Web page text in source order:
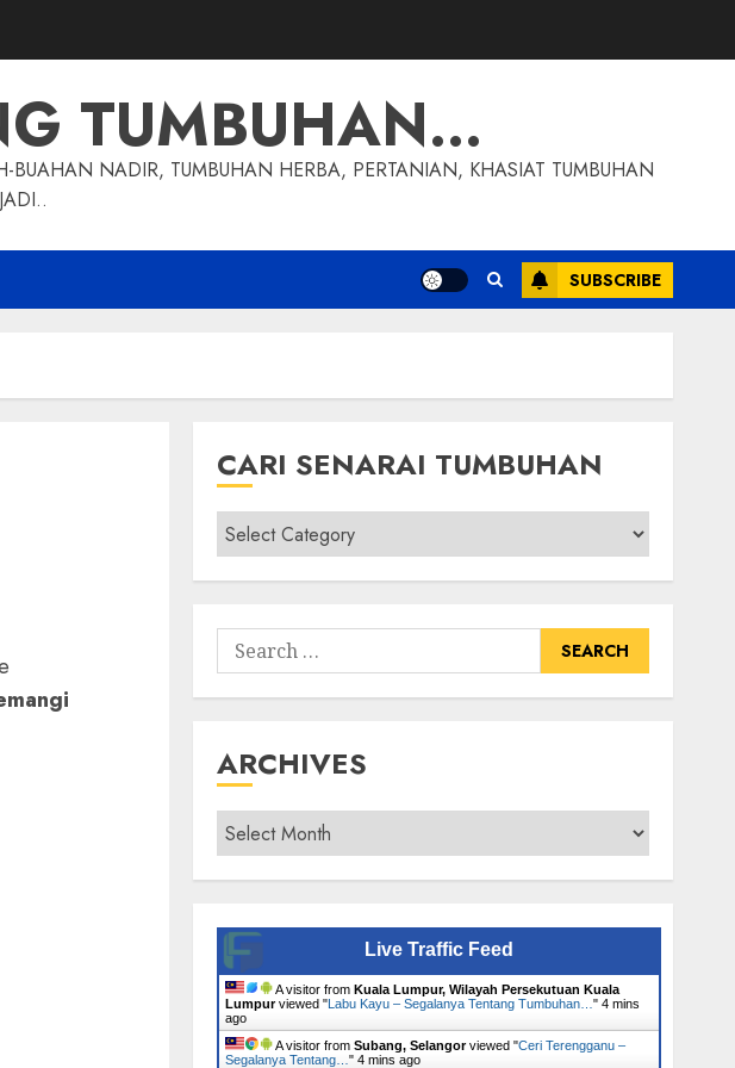
TUMBUHAN…
NADIR, TUMBUHAN HERBA, PERTANIAN, KHASIAT TUMBUHAN
SUBSCRIBE
CARI SENARAI TUMBUHAN
Cari
Senarai
Tumbuhan
Search
for:
ARCHIVES
Archives
Live Traffic Feed
A visitor from Kuala Lumpur, Wilayah Persekutuan Kuala
Lumpurviewed "Labu Kayu – Segalanya Tentang Tumbuhan… " 4 mins
ago
A visitor from Subang, Selangorviewed "Ceri Terengganu –
Segalanya Tentang… " 4 mins ago